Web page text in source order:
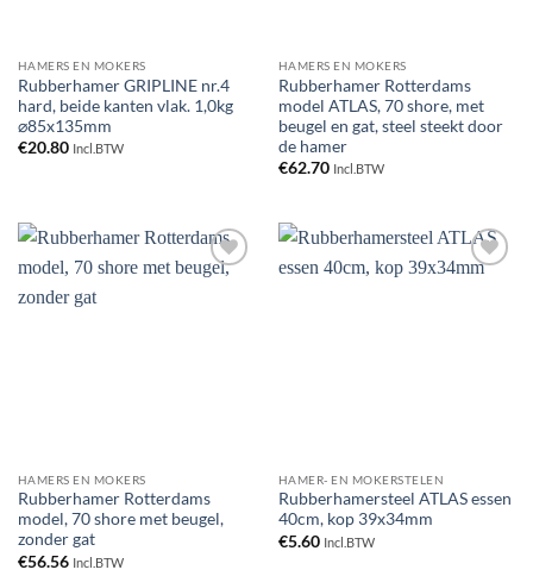
HAMERS EN MOKERS
Rubberhamer GRIPLINE nr.4
hard, beide kanten vlak. 1,0kg
⌀85x135mm
€20.80 Incl.BTW
HAMERS EN MOKERS
Rubberhamer Rotterdams
model ATLAS, 70 shore, met
beugel en gat, steel steekt door
de hamer
€62.70 Incl.BTW
Toevoegen
HAMERS EN MOKERS
Rubberhamer Rotterdams
model, 70 shore met beugel,
zonder gat
€56.56 Incl.BTW
HAMER- EN MOKERSTELEN
Rubberhamersteel ATLAS essen
40cm, kop 39x34mm
€5.60 Incl.BTW